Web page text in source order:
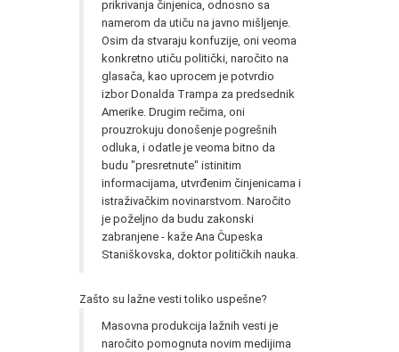
prikrivanja činjenica, odnosno sa
namerom da utiču na javno mišljenje.
Osim da stvaraju konfuzije, oni veoma
konkretno utiču politički, naročito na
glasača, kao uprocem je potvrdio
izbor Donalda Trampa za predsednik
Amerike. Drugim rečima, oni
prouzrokuju donošenje pogrešnih
odluka, i odatle je veoma bitno da
budu "presretnute" istinitim
informacijama, utvrđenim činjenicama i
istraživačkim novinarstvom. Naročito
je poželjno da budu zakonski
zabranjene - kaže Ana Čupeska
Staniškovska, doktor političkih nauka.
Zašto su lažne vesti toliko uspešne?
Masovna produkcija lažnih vesti je
naročito pomognuta novim medijima